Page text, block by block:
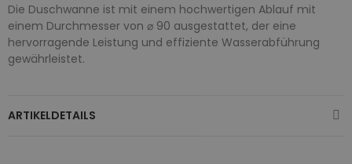
Die Duschwanne ist mit einem hochwertigen Ablauf mit
einem Durchmesser von ⌀ 90 ausgestattet, der eine
hervorragende Leistung und effiziente Wasserabführung
gewährleistet.
ARTIKELDETAILS